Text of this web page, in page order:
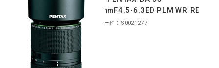
300mmF4.5-6.3ED PLM WR RE
商品コード：S0021277